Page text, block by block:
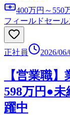
400万円～550
フィールドセール
正社員 2026/06/
【営業職
598万円●
躍中